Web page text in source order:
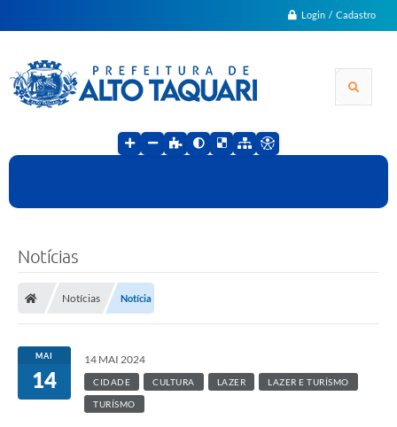
Login / Cadastro
Notícias
Notícias Notícia
MAI
14
14 MAI 2024
CIDADE CULTURA LAZER LAZER E TURÍSMO
TURÍSMO